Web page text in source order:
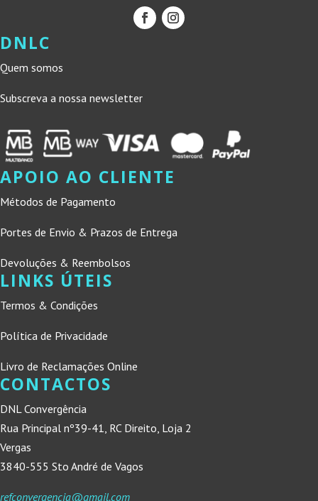
DNLC
Quem somos
Subscreva a nossa newsletter
APOIO AO CLIENTE
Métodos de Pagamento
Portes de Envio & Prazos de Entrega
Devoluções & Reembolsos
LINKS ÚTEIS
Termos & Condições
Política de Privacidade
Livro de Reclamações Online
CONTACTOS
DNL Convergência
Rua Principal nº39-41, RC Direito, Loja 2
Vergas
3840-555 Sto André de Vagos
refconvergencia@gmail.com